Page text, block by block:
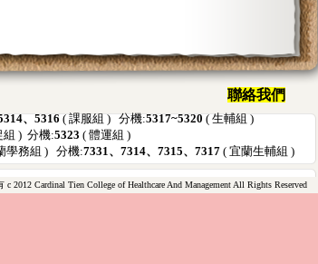
聯絡我們
、5316( 課服組 ) 分機:5317~5320( 生輔組 )
組 ) 分機:5323 ( 體運組 )
學務組 ) 分機:7331、7314、7315、7317 ( 宜蘭生輔組 )
c 2012 Cardinal Tien College of Healthcare And Management All Rights Reserved